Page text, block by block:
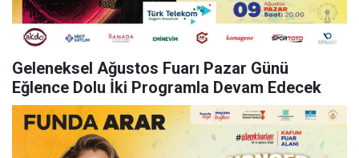
Geleneksel Ağustos Fuarı Pazar Günü
Eğlence Dolu İki Programla Devam Edecek